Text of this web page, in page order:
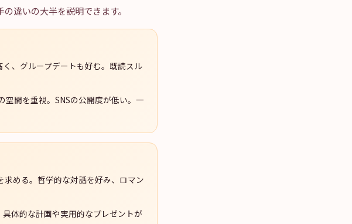
違いの大半を説明できます。
、グループデートも好む。既読スル
間を重視。SNSの公開度が低い。一
める。哲学的な対話を好み、ロマン
体的な計画や実用的なプレゼントが